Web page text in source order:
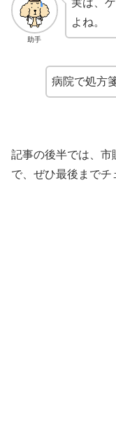
助手
実は、
よね。
病院で処方
記事の後半では、市
で、ぜひ最後までチ